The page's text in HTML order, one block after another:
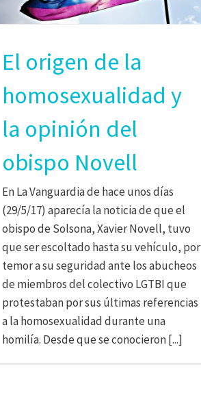
El origen de la
homosexualidad y
la opinión del
obispo Novell
En La Vanguardia de hace unos días
(29/5/17) aparecía la noticia de que el
obispo de Solsona, Xavier Novell, tuvo
que ser escoltado hasta su vehículo, por
temor a su seguridad ante los abucheos
de miembros del colectivo LGTBI que
protestaban por sus últimas referencias
a la homosexualidad durante una
homilía. Desde que se conocieron [...]